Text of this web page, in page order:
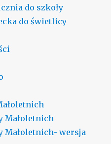
do szkoły
do świetlicy
Małoletnich
Małoletnich- wersja